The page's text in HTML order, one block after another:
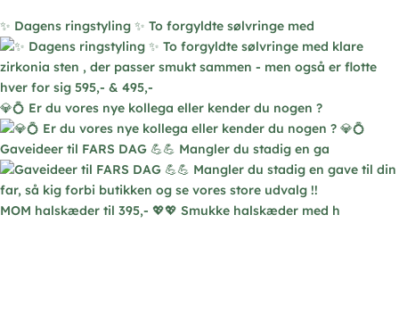
på
varesiden
✨ Dagens ringstyling ✨ To forgyldte sølvringe med
💎💍 Er du vores nye kollega eller kender du nogen ?
Gaveideer til FARS DAG 💪💪 Mangler du stadig en ga
MOM halskæder til 395,- 💖💖 Smukke halskæder med h